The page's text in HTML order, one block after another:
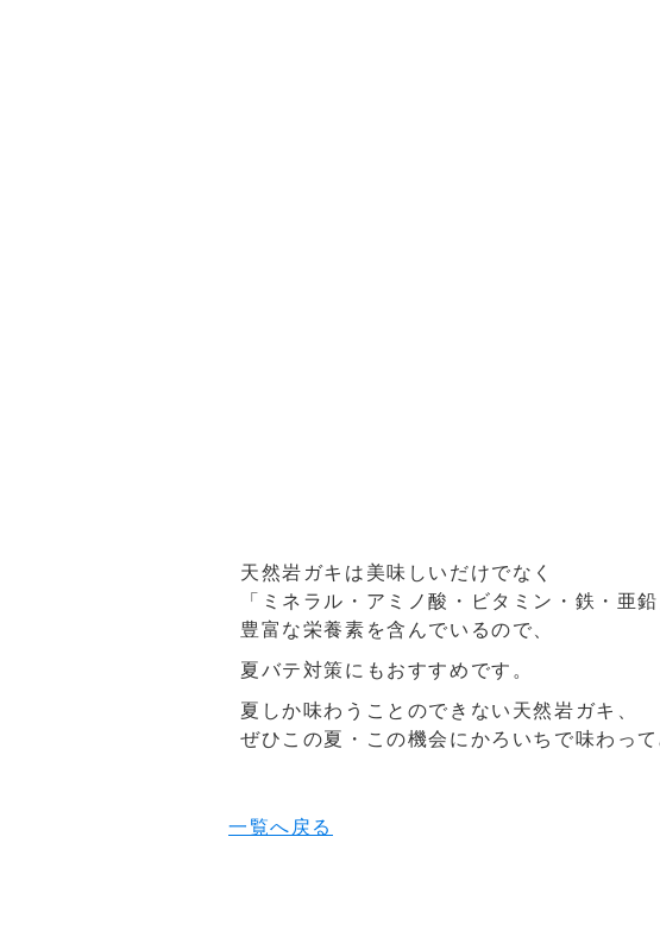
天然岩ガキは美味しいだけでなく
「ミネラル・アミノ酸・ビタミン・鉄・亜
豊富な栄養素を含んでいるので、
夏バテ対策にもおすすめです。
夏しか味わうことのできない天然岩ガキ、
ぜひこの夏・この機会にかろいちで味わって
一覧へ戻る